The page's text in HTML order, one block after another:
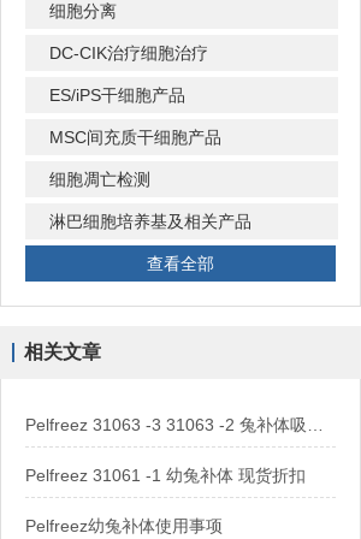
细胞分离
DC-CIK治疗细胞治疗
ES/iPS干细胞产品
MSC间充质干细胞产品
细胞凋亡检测
淋巴细胞培养基及相关产品
查看全部
相关文章
Pelfreez 31061 -1 幼兔补体 现货折扣
Pelfreez幼兔补体使用事项